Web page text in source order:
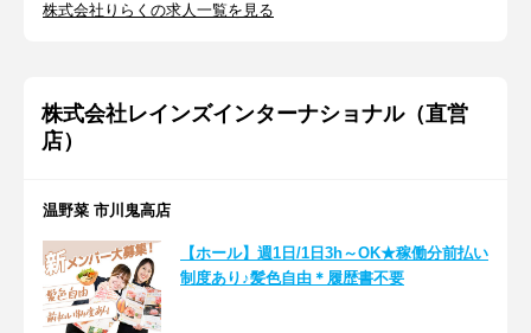
株式会社りらくの求人一覧を見る
株式会社レインズインターナショナル（直営
店）
温野菜 市川鬼高店
【ホール】週1日/1日3h～OK★稼働分前払い
制度あり♪髪色自由＊履歴書不要